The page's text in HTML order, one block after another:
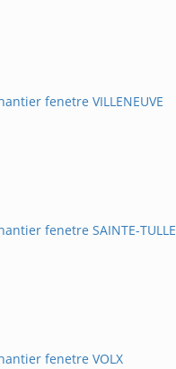
fenetre VILLENEUVE
fenetre SAINTE-TULLE
fenetre VOLX